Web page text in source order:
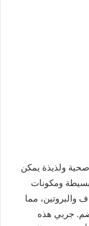
ولذيذة يمكن
ومكونات
والبروتين، مما
جربي هذه